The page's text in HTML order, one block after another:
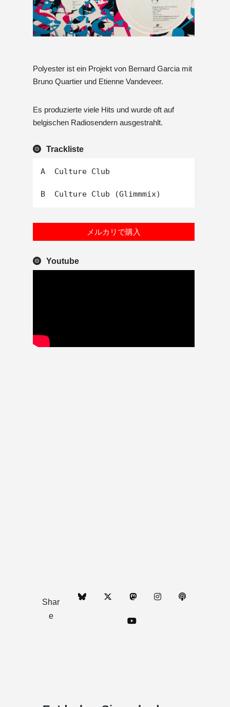
Polyester ist ein Projekt von Bernard Garcia mit
Bruno Quartier und Etienne Vandeveer.
Es produzierte viele Hits und wurde oft auf
belgischen Radiosendern ausgestrahlt.
Trackliste
A  Culture Club
メルカリで購入
Youtube
Shar
e